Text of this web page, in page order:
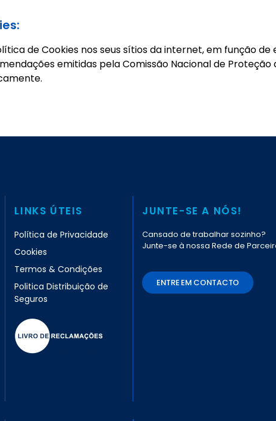
de Cookies nos seus sítios da internet, em função de
emitidas pela Comissão Nacional de Proteção
LINKS ÚTEIS
Política de Privacidade
Cookies
Termos & Condições
Politica Distribuição de
Seguros
JUNTE-SE A NÓS!
Cansado de trabalhar sozinho?
Junte-se à nossa Rede de
ENTRE EM CONTACTO